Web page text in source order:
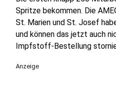
Spritze bekommen. Die
St. Marien und St. Josef
und können das jetzt auch
Impfstoff-Bestellung
Anzeige